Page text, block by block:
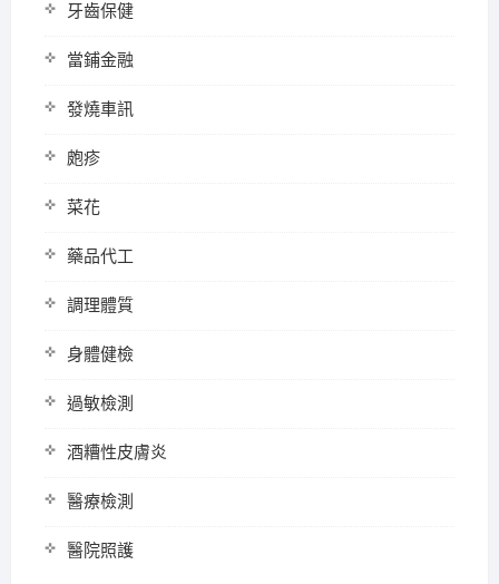
牙齒保健
當鋪金融
發燒車訊
皰疹
菜花
藥品代工
調理體質
身體健檢
過敏檢測
酒糟性皮膚炎
醫療檢測
醫院照護